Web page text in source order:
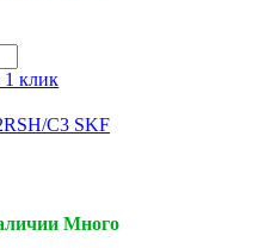
1 клик
C3 SKF
Много